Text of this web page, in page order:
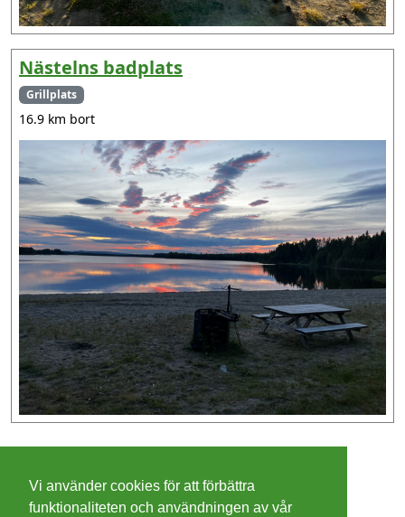
Nästelns badplats
Grillplats
16.9 km bort
Cookies
Vi använder cookies för att förbättra
funktionaliteten och användningen av vår